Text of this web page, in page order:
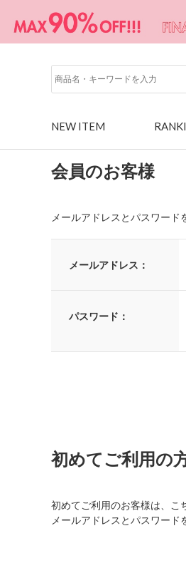
NEW ITEM
会員のお客様
メールアドレスとパスワード
メールアドレス：
パスワード：
初めてご利用の
初めてご利用のお客様は、こ
メールアドレスとパスワード